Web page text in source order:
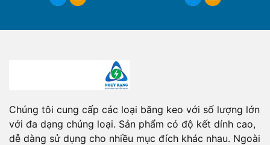
Chúng tôi cung cấp các loại băng keo với số lượng lớn
với đa dạng chủng loại. Sản phẩm có độ kết dính cao,
dễ dàng sử dụng cho nhiều mục đích khác nhau. Ngoài